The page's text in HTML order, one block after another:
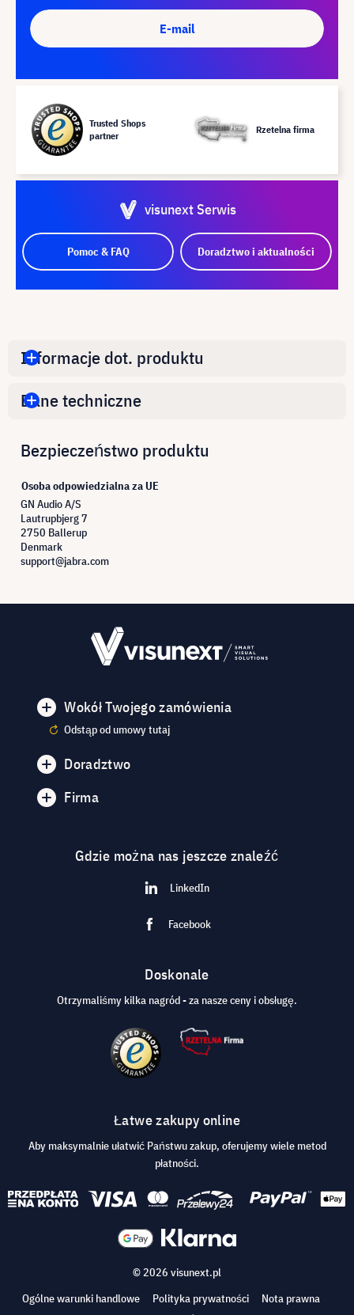
E-mail
Trusted Shops
partner
Rzetelna firma
visunext Serwis
Pomoc & FAQ Doradztwo i aktualności
Informacje dot. produktu
Dane techniczne
Bezpieczeństwo produktu
Osoba odpowiedzialna za UE
GN Audio A/S
Lautrupbjerg 7
2750 Ballerup
Denmark
support@jabra.com
Wokół Twojego zamówienia
Odstąp od umowy tutaj
Doradztwo
Firma
Gdzie można nas jeszcze znaleźć
LinkedIn
Facebook
Doskonale
Otrzymaliśmy kilka nagród - za nasze ceny i obsługę.
Łatwe zakupy online
Aby maksymalnie ułatwić Państwu zakup, oferujemy wiele metod
płatności.
© 2026 visunext.pl
Ogólne warunki handlowe
Polityka prywatności
Nota prawna